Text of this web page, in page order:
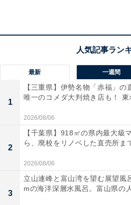
「ポケットが多くて整理しやす
をたっぷり収納したい人や、背
には、おすすめの商品といえそ
【Amazonスマイル
「スーツケース」が
30日】
最新 一週間
1
【三重県】伊勢名物「赤福」の
唯一のコメダ大判焼き店も！ 東
2026/08/06
2
【千葉県】918㎡の県内最大級
ら、廃校をリノベした直売所ま
2026/08/06
3
立山連峰と富山湾を望む展望風
mの海洋深層水風呂。富山県の